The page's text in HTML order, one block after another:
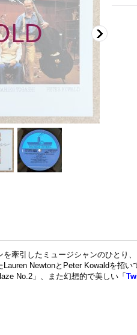
を牽引したミュージシャンのひとり
Lauren NewtonとPeter Kowaldを招
No.2」、また幻想的で美しい「